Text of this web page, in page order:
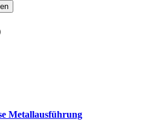
Metallausführung